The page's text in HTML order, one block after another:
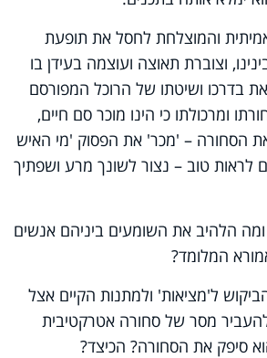
והמוצלחת לחסל את תופעת
וצוברת תאוצה ועוצמה בעידן בו
בדרכו ושיטתו של הרוכל המפורסם
ומרכולתו כי הינו מוכר סם חיים,
הסחורה – 'מכר' את הפסוק 'מי האיש
לראות טוב – נצור לשונך מרע ושפתיך
הלהיב את השומעים ביניהם אנשים
המלומד?
ל'מציאות' ולמתנות הקיים אצל
מסר של סחורה אטרקטיבית
סיפק את הסחורה? הכיצד?